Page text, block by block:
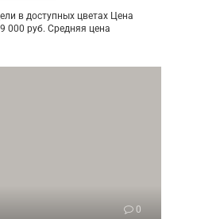
в доступных цветах Цена
000 руб. Средняя цена
0